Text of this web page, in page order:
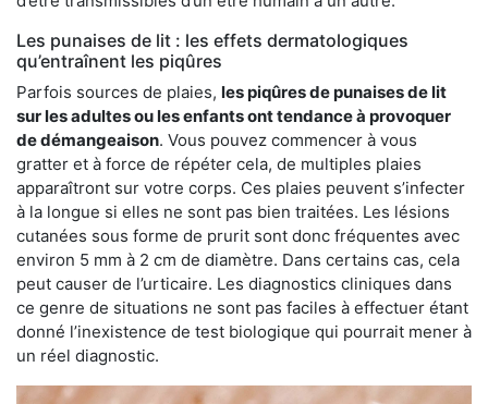
Les punaises de lit : les effets dermatologiques
qu’entraînent les piqûres
Parfois sources de plaies, les piqûres de punaises de lit
sur les adultes ou les enfants ont tendance à provoquer
de démangeaison. Vous pouvez commencer à vous
gratter et à force de répéter cela, de multiples plaies
apparaîtront sur votre corps. Ces plaies peuvent s’infecter
à la longue si elles ne sont pas bien traitées. Les lésions
cutanées sous forme de prurit sont donc fréquentes avec
environ 5 mm à 2 cm de diamètre. Dans certains cas, cela
peut causer de l’urticaire. Les diagnostics cliniques dans
ce genre de situations ne sont pas faciles à effectuer étant
donné l’inexistence de test biologique qui pourrait mener à
un réel diagnostic.